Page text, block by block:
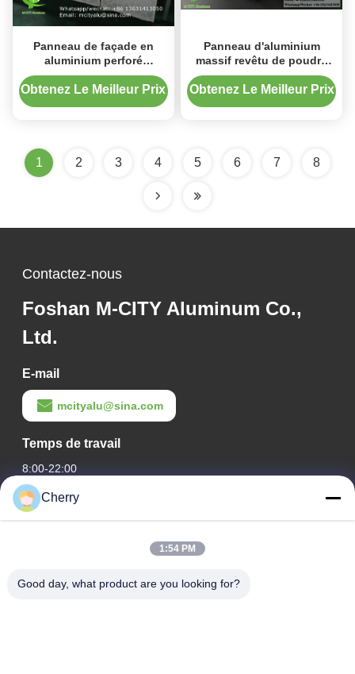
Panneau de façade en
aluminium perforé
thermolaqué avec couleurs
RAL personnalisables et
Obtenez Le Meilleur Prix
Panneau d'aluminium
massif revêtu de poudre
anti-rouille pour
revêtement de façade de
Obtenez Le Meilleur Prix
1 2 3 4 5 6 7 8
Contactez-nous
Foshan M-CITY Aluminum Co.,
Ltd.
E-mail
mcityalu@sina.com
Temps de travail
8:00-22:00
Notre adresse
Le parc industriel de Hegui, Lishui, Nanhai Foshan
Cherry
1:54 PM
Good day, what product are you looking for?